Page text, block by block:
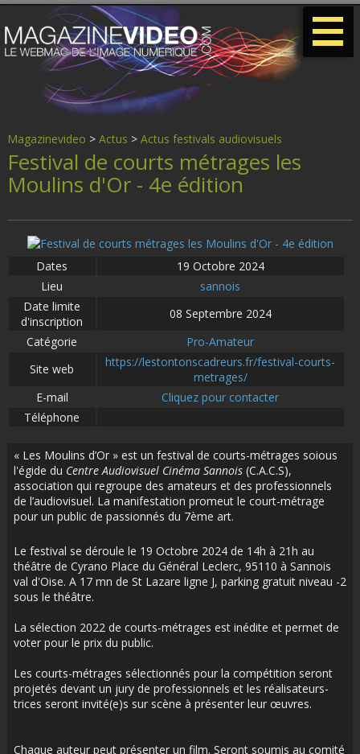
Magazinevideo > Actus > Actus festivals audiovisuels
Festival de courts métrages les
Moulins d'Or - 4e édition
Dates
19 Octobre 2024
Lieu
sannois
Date limite
d'inscription
08 Septembre 2024
Catégorie
Pro-Amateur
Site web
https://lestontonscadreurs.fr/festival-courts-
metrages/
E-mail
Cliquez pour contacter
Téléphone
« Les Moulins d’Or » est un festival de courts-métrages soious
l'égide du Centre Audiovisuel Cinéma Sannois(C.A.C.S),
association qui regroupe des amateurs et des professionnels
de l’audiovisuel. La manifestation promeut le court-métrage
pour un public de passionnés du 7ème art.
Le festival se déroule le 19 Octobre 2024 de 14h à 21h au
théâtre de Cyrano Place du Général Leclerc, 95110 à Sannois
val d'Oise. A 17 mn de St Lazare ligne J, parking gratuit niveau -2
sous le théâtre.
La sélection 2022 de courts-métrages est inédite et permet de
voter pour le prix du public.
Les courts-métrages sélectionnés pour la compétition seront
projetés devant un jury de professionnels et les réalisateurs-
trices seront invité(e)s sur scène à présenter leur œuvres.
Chaque auteur peut présenter un film. Seront soumis au comité
-
-
-